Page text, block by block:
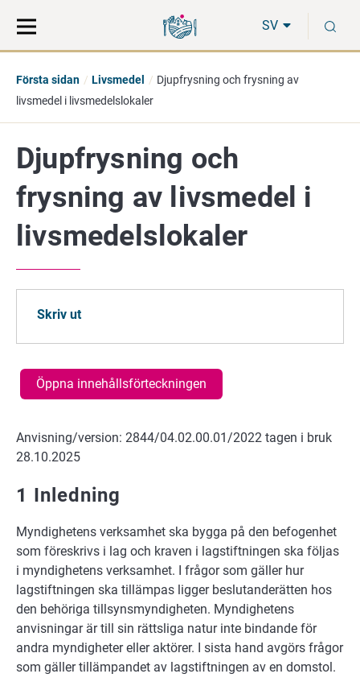
direkt
till
på
hela
SV
Första sidan Livsmedel
Djupfrysning och frysning av
livsmedel i livsmedelslokaler
Djupfrysning och
frysning av livsmedel i
livsmedelslokaler
Skriv ut
Öppna innehållsförteckningen
Anvisning/version: 2844/04.02.00.01/2022 tagen i bruk
28.10.2025
1 Inledning
Myndighetens verksamhet ska bygga på den befogenhet
som föreskrivs i lag och kraven i lagstiftningen ska följas
i myndighetens verksamhet. I frågor som gäller hur
lagstiftningen ska tillämpas ligger beslutanderätten hos
den behöriga tillsynsmyndigheten. Myndighetens
anvisningar är till sin rättsliga natur inte bindande för
andra myndigheter eller aktörer. I sista hand avgörs frågor
som gäller tillämpandet av lagstiftningen av en domstol.